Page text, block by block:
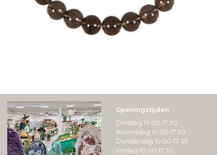
Openingstijden
Dinsdag 10:00-17:30
Woensdag 10:00-17:30
Donderdag 10:00-17:30
Vrijdag 10:00-17:30